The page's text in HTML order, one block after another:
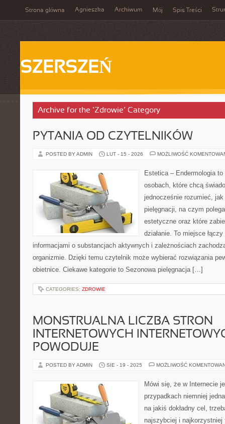
Strona główna Agnieszka Archiwum Mój Spis Treści
SZERSZEŃ
Archive for the ‘Zdrowie’ Category
PYTANIA OD CZYTELNIKÓW
POSTED BY ADMIN LUT - 15 - 2026 MOŻLIWOŚĆ
Estetica – Endermologia
osobach, które chcą
jednocześnie rozumieć, jak
pielęgnacji, na czym
estetyczne oraz które
działanie. To miejsce
informacjami o substancjach aktywnych i zależnościach
organizmie. Dzięki temu czytelnik może wybierać rozwiązania
obietnice. Ciekawe kategorie to Sezonowa pielęgnacja […]
CATEGORIES: ZDROWIE
MONSTRUALNA LICZBA STRON
INTERNETOWYCH
POWODUJE
POSTED BY ADMIN SIE - 19 - 2025 MOŻLIWOŚĆ
Mówi się, że w Internecie
przypadkach niemniej
na jakiś dokładny cel,
najszybciej i najkorzystniej